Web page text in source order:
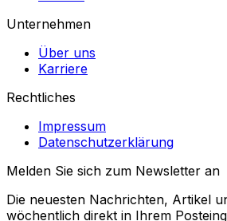
Unternehmen
Über uns
Karriere
Rechtliches
Impressum
Datenschutzerklärung
Melden Sie sich zum Newsletter an
Die neuesten Nachrichten, Artikel
wöchentlich direkt in Ihrem